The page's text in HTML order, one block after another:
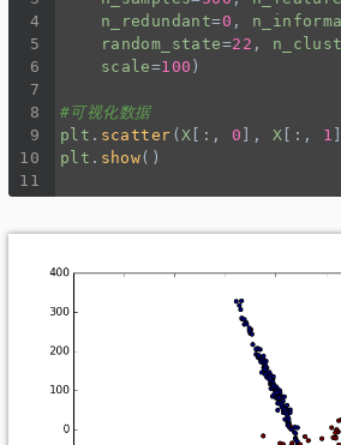
4
n_redundant=0 ,
5
random_state=22 ,
6
scale=100 )
7
8
#可视化数据
9
plt . scatter ( X [:, 0 ], X [:, 1
10
plt . show()
11